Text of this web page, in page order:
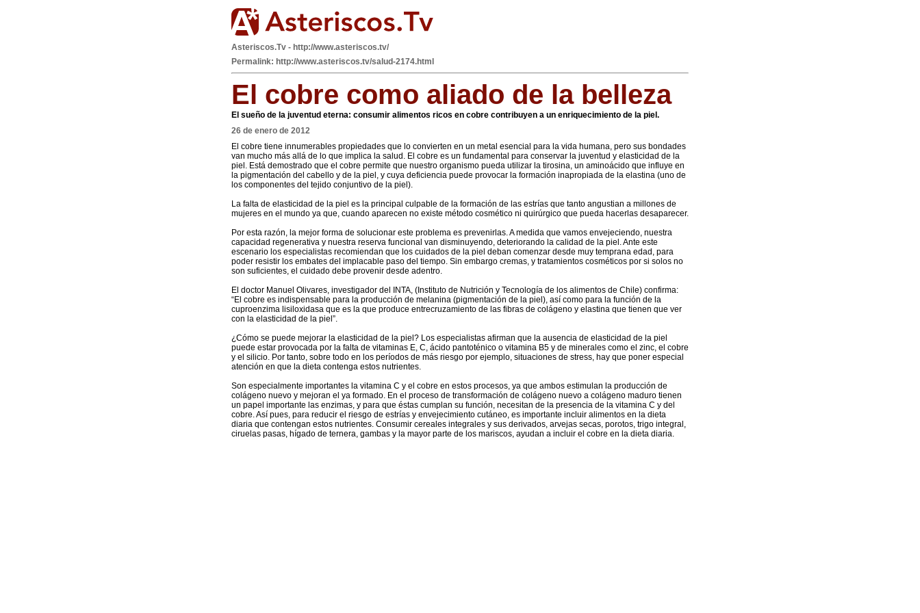
Asteriscos.Tv - http://www.asteriscos.tv/
Permalink: http://www.asteriscos.tv/salud-2174.html
El cobre como aliado de la belleza
El sueño de la juventud eterna: consumir alimentos ricos en cobre contribuyen a un enriquecimiento de la piel.
26 de enero de 2012
El cobre tiene innumerables propiedades que lo convierten en un metal esencial para la vida humana, pero sus bondades
van mucho más allá de lo que implica la salud. El cobre es un fundamental para conservar la juventud y elasticidad de la
piel. Está demostrado que el cobre permite que nuestro organismo pueda utilizar la tirosina, un aminoácido que influye en
la pigmentación del cabello y de la piel, y cuya deficiencia puede provocar la formación inapropiada de la elastina (uno de
los componentes del tejido conjuntivo de la piel).
La falta de elasticidad de la piel es la principal culpable de la formación de las estrías que tanto angustian a millones de
mujeres en el mundo ya que, cuando aparecen no existe método cosmético ni quirúrgico que pueda hacerlas desaparecer.
Por esta razón, la mejor forma de solucionar este problema es prevenirlas. A medida que vamos envejeciendo, nuestra
capacidad regenerativa y nuestra reserva funcional van disminuyendo, deteriorando la calidad de la piel. Ante este
escenario los especialistas recomiendan que los cuidados de la piel deban comenzar desde muy temprana edad, para
poder resistir los embates del implacable paso del tiempo. Sin embargo cremas, y tratamientos cosméticos por si solos no
son suficientes, el cuidado debe provenir desde adentro.
El doctor Manuel Olivares, investigador del INTA, (Instituto de Nutrición y Tecnología de los alimentos de Chile) confirma:
“El cobre es indispensable para la producción de melanina (pigmentación de la piel), así como para la función de la
cuproenzima lisiloxidasa que es la que produce entrecruzamiento de las fibras de colágeno y elastina que tienen que ver
con la elasticidad de la piel”.
¿Cómo se puede mejorar la elasticidad de la piel? Los especialistas afirman que la ausencia de elasticidad de la piel
puede estar provocada por la falta de vitaminas E, C, ácido pantoténico o vitamina B5 y de minerales como el zinc, el cobre
y el silicio. Por tanto, sobre todo en los períodos de más riesgo por ejemplo, situaciones de stress, hay que poner especial
atención en que la dieta contenga estos nutrientes.
Son especialmente importantes la vitamina C y el cobre en estos procesos, ya que ambos estimulan la producción de
colágeno nuevo y mejoran el ya formado. En el proceso de transformación de colágeno nuevo a colágeno maduro tienen
un papel importante las enzimas, y para que éstas cumplan su función, necesitan de la presencia de la vitamina C y del
cobre. Así pues, para reducir el riesgo de estrías y envejecimiento cutáneo, es importante incluir alimentos en la dieta
diaria que contengan estos nutrientes. Consumir cereales integrales y sus derivados, arvejas secas, porotos, trigo integral,
ciruelas pasas, hígado de ternera, gambas y la mayor parte de los mariscos, ayudan a incluir el cobre en la dieta diaria.